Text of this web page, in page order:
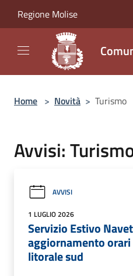
Regione Molise
Home > Novità > Turismo
Avvisi:
AVVISI
1 LUGLIO 2026
Servizio Estivo
aggiornamento
litorale sud